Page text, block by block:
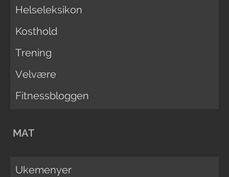
Helseleksikon
Kosthold
Trening
Velvære
Fitnessbloggen
MAT
Ukemenyer